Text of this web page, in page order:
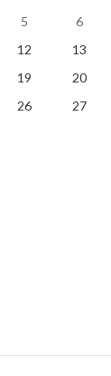
5 6
12 13
19 20
26 27